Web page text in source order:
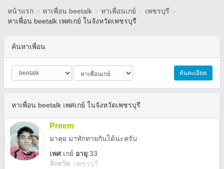
หน้าแรก > หาเพื่อน beetalk > หาเพื่อนเกย์ > เพชรบุรี >
หาเพื่อน beetalk เพศเกย์ ในจังหวัดเพชรบุรี
ค้นหาเพื่อน
ค้นละเอียด
หาเพื่อน beetalk เพศเกย์ ในจังหวัดเพชรบุรี
Preem
มาคุย มาทักทายกันได้น่ะครับ
เพศ:เกย์ อายุ:33
จังหวัด: เพชรบุรี